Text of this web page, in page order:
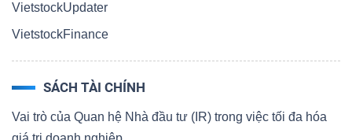
VietstockUpdater
VietstockFinance
SÁCH TÀI CHÍNH
Vai trò của Quan hệ Nhà đầu tư (IR) trong việc tối đa hóa